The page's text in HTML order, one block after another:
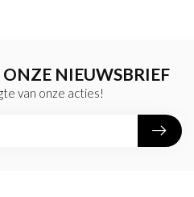
NIEUWSBRIEF
van onze acties!